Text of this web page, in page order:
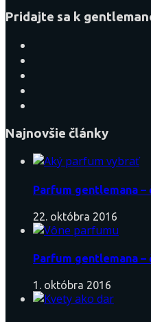
Pridajte sa k
Najnovšie články
Parfum gentlemana –
22. októbra 2016
Parfum gentlemana –
1. októbra 2016